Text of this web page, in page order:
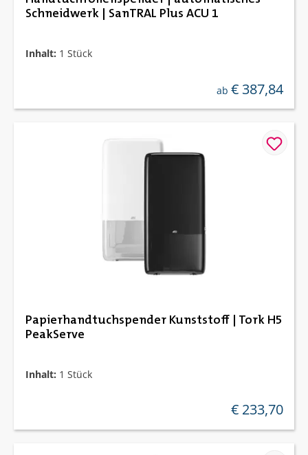
Schneidwerk | SanTRAL Plus ACU 1
Inhalt: 1 Stück
regulärer preis:
ab € 387,84
Papierhandtuchspender Kunststoff | Tork H5
PeakServe
Inhalt: 1 Stück
regulärer preis:
€ 233,70